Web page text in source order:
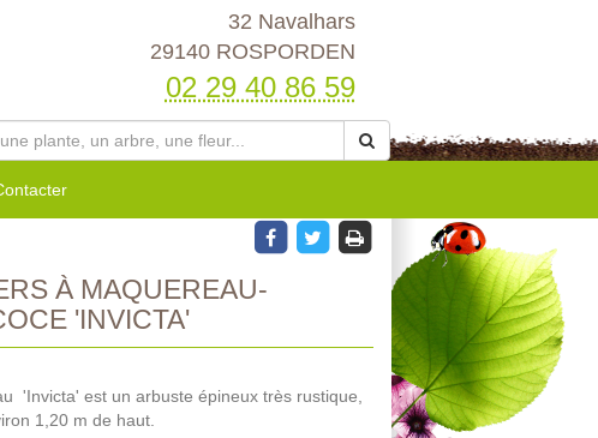
32 Navalhars
29140 ROSPORDEN
02 29 40 86 59
À MAQUEREAU-
'INVICTA'
'Invicta' est un arbuste épineux très rustique,
1,20 m de haut.